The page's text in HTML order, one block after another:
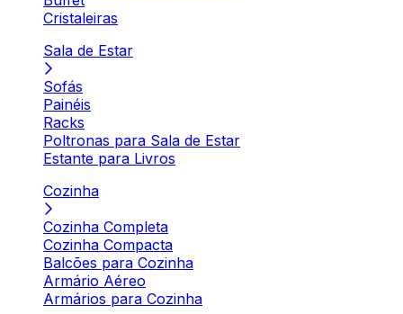
Cristaleiras
Sala de Estar
Sofás
Painéis
Racks
Poltronas para Sala de Estar
Estante para Livros
Cozinha
Cozinha Completa
Cozinha Compacta
Balcões para Cozinha
Armário Aéreo
Armários para Cozinha